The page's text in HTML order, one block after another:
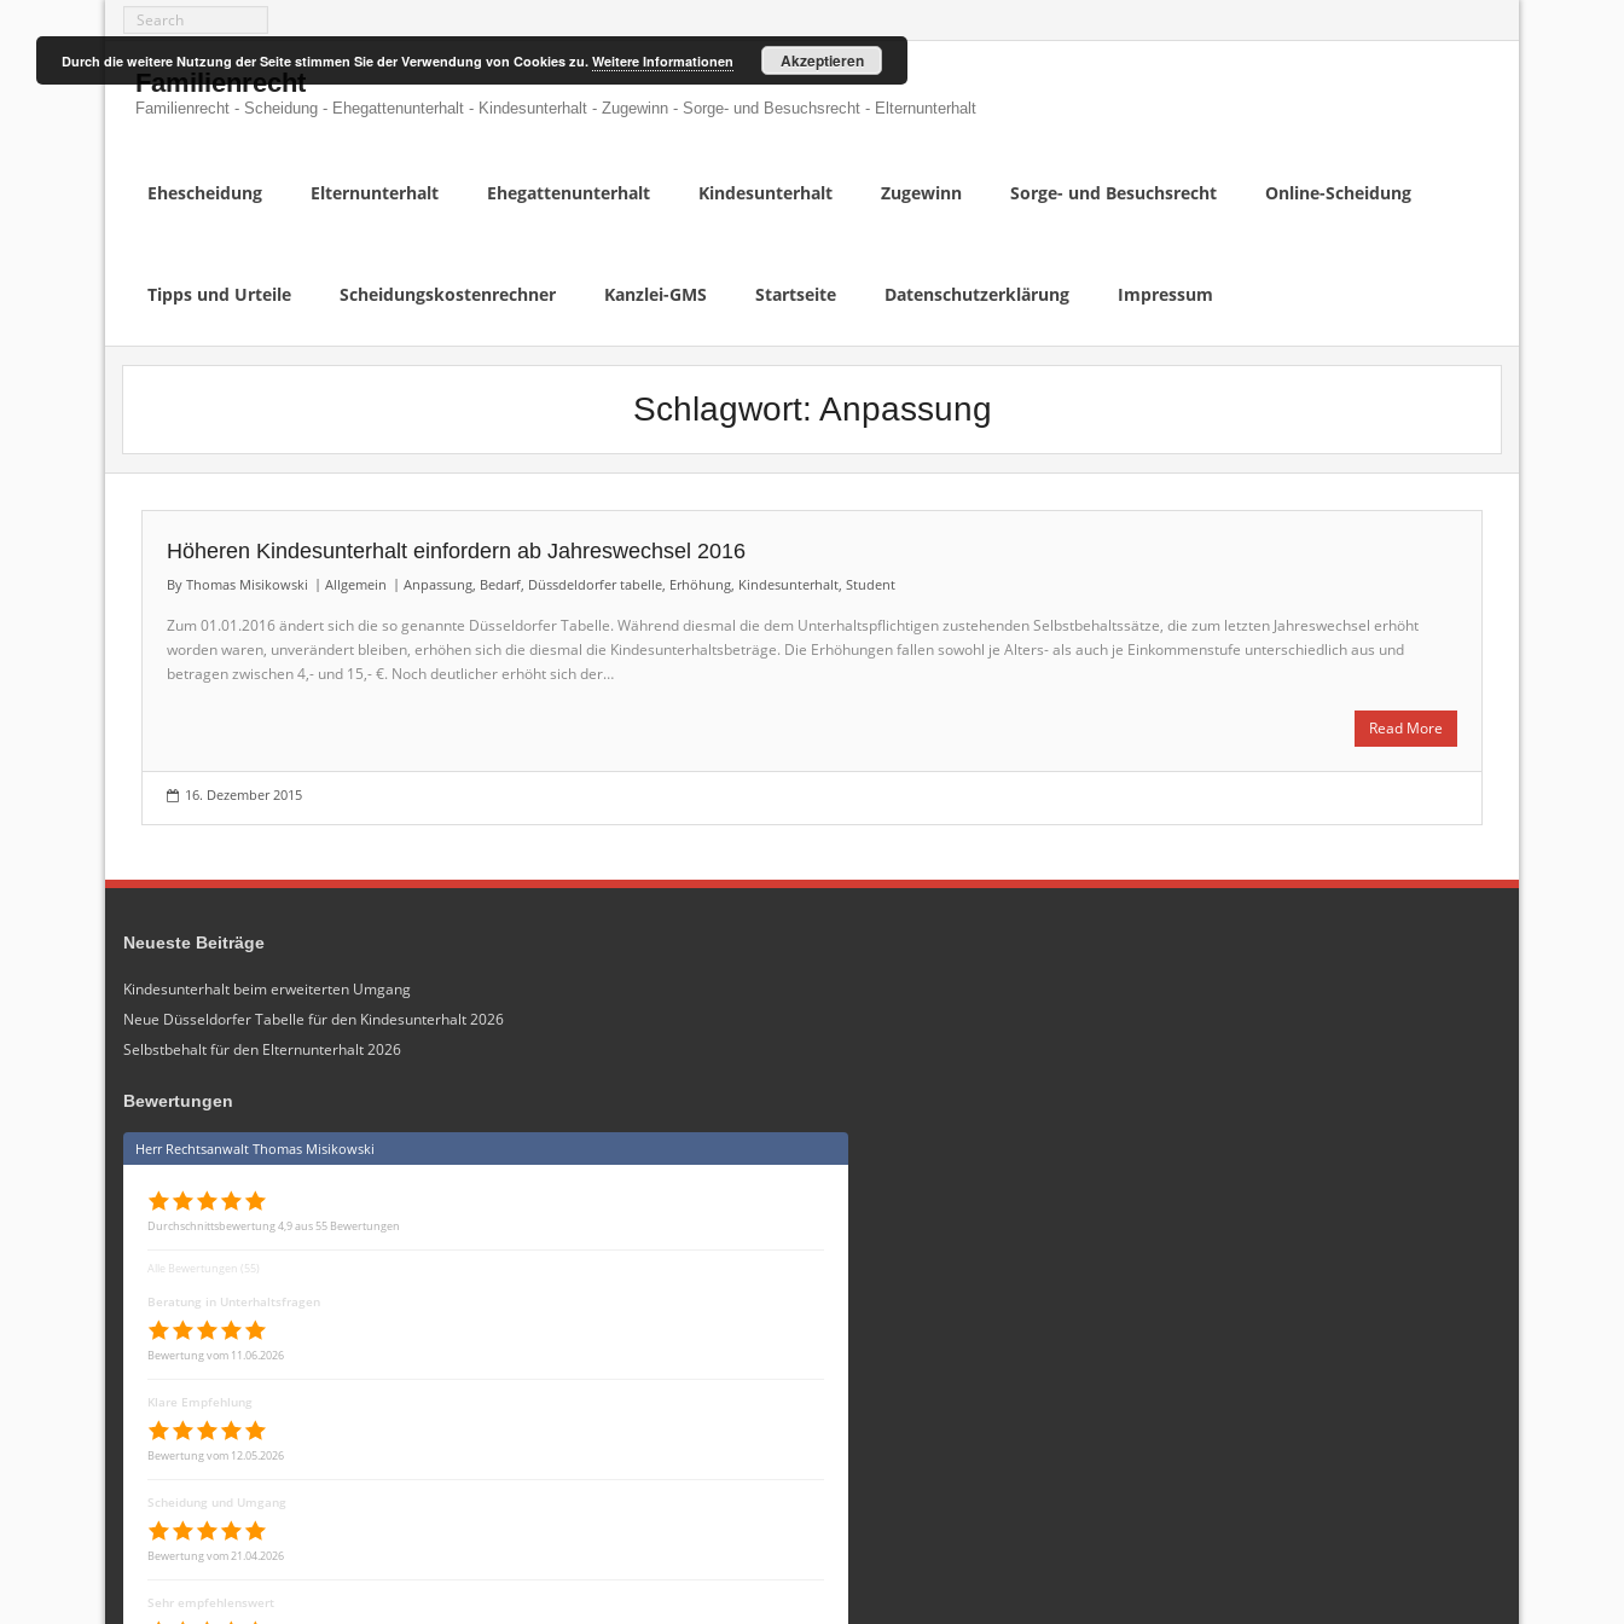
Skip
to
content
Familienrecht
Familienrecht - Scheidung - Ehegattenunterhalt - Kindesunterhalt - Zugewinn - Sorge- und Besuchsrecht - Elternunterhalt
Ehescheidung Elternunterhalt Ehegattenunterhalt Kindesunterhalt Zugewinn Sorge- und Besuchsrecht Online-Scheidung
Tipps und Urteile Scheidungskostenrechner Kanzlei-GMS Startseite Datenschutzerklärung Impressum
Schlagwort: Anpassung
Höheren Kindesunterhalt einfordern ab Jahreswechsel 2016
By Thomas Misikowski Allgemein Anpassung, Bedarf, Düssdeldorfer tabelle, Erhöhung, Kindesunterhalt, Student
Zum 01.01.2016 ändert sich die so genannte Düsseldorfer Tabelle. Während diesmal die dem Unterhaltspflichtigen zustehenden Selbstbehaltssätze, die zum letzten Jahreswechsel erhöht
worden waren, unverändert bleiben, erhöhen sich die diesmal die Kindesunterhaltsbeträge. Die Erhöhungen fallen sowohl je Alters- als auch je Einkommenstufe unterschiedlich aus und
betragen zwischen 4,- und 15,- €. Noch deutlicher erhöht sich der…
Read More
16. Dezember 2015
Neueste Beiträge
Kindesunterhalt beim erweiterten Umgang
Neue Düsseldorfer Tabelle für den Kindesunterhalt 2026
Selbstbehalt für den Elternunterhalt 2026
Bewertungen
Herr Rechtsanwalt Thomas Misikowski
Durchschnittsbewertung 4,9 aus 55 Bewertungen
Alle Bewertungen (55)
Beratung in Unterhaltsfragen
Bewertung vom 11.06.2026
Klare Empfehlung
Bewertung vom 12.05.2026
Scheidung und Umgang
Bewertung vom 21.04.2026
Sehr empfehlenswert
Durch die weitere Nutzung der Seite stimmen Sie der Verwendung von Cookies zu. Weitere Informationen Akzeptieren